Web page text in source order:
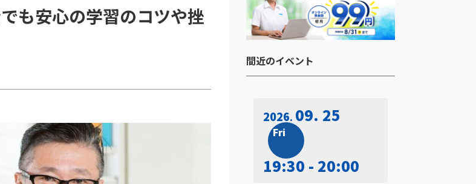
も安心の学習のコツや挫
間近のイベント​
2026 09. 25
Fri
19:30 - 20:00